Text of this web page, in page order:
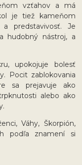
vzťahov a má
je tiež kameňom
predstavivosť. Je
hudobný nástroj, a
upokojuje bolesť
Pocit zablokovania
sa prejavuje ako
alebo ako
Váhy, Škorpión,
podľa znamení si